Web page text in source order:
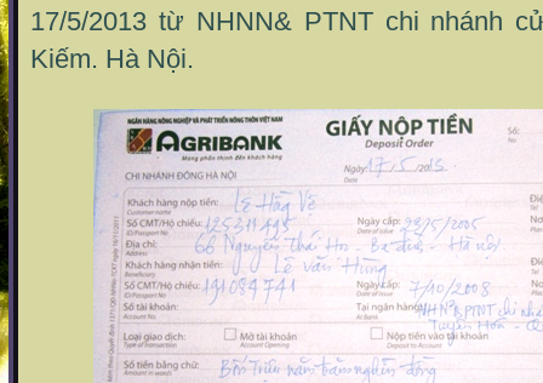
17/5/2013 từ NHNN& PTNT chi nhánh
Kiếm. Hà Nội.